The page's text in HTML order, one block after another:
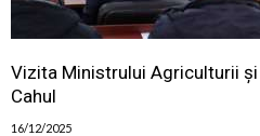
Vizita Ministrului Agriculturii
Cahul
16/12/2025